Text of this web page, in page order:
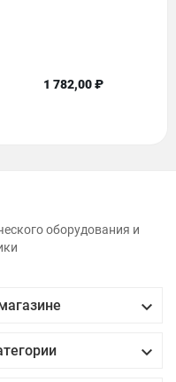
1 782,00 ₽
оборудования и

